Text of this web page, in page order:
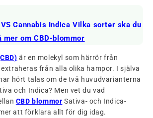
Cannabis Indica Vilka sorter ska du
mer om CBD-blommor
är en molekyl som härrör från
från alla olika hampor. I själva
hört talas om de två huvudvarianterna
och Indica? Men vet du vad
CBD blommor Sativa- och Indica-
att förklara allt för dig idag.